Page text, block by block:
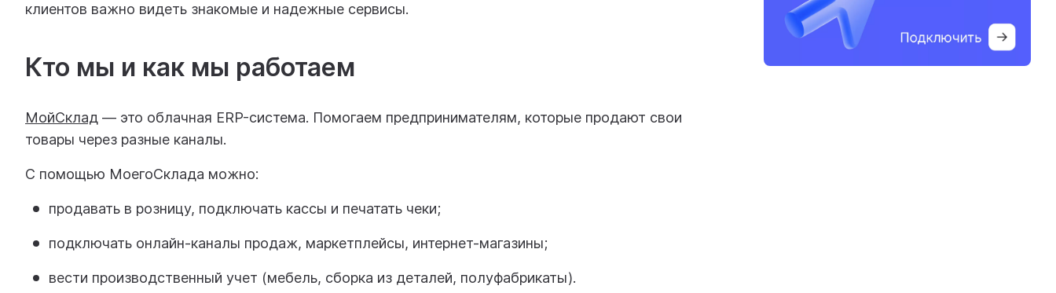
клиентов важно видеть знакомые и надежные сервисы.
Кто мы и как мы работаем
МойСклад — это облачная ERP-система. Помогаем предпринимателям, которые продают свои
товары через разные каналы.
С помощью МоегоСклада можно:
продавать в розницу, подключать кассы и печатать чеки;
подключать онлайн-каналы продаж, маркетплейсы, интернет-магазины;
вести производственный учет (мебель, сборка из деталей, полуфабрикаты).